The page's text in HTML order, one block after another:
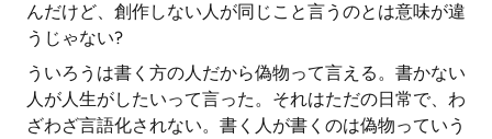
んだけど、創作しない人が同じこと言うのとは意味が違
うじゃない?
ういろうは書く方の人だから偽物って言える。書かない
人が人生がしたいって言った。それはただの日常で、わ
ざわざ言語化されない。書く人が書くのは偽物っていう